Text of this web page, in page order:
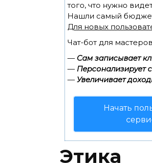
того, что нужно
Нашли самый
Для новых
Чат-бот для
— Сам записывает
— Персонализирует
— Увеличивает
Начать
Этика